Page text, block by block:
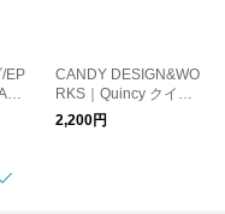
EP
CANDY DESIGN&WO
RKS｜Quincy クイン
シー キーリング
2,200円